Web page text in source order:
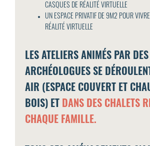
CASQUES DE RÉALITÉ VIRTUELLE
UN ESPACE PRIVATIF DE 9M2 POUR VIVRE
RÉALITÉ VIRTUELLE
LES ATELIERS ANIMÉS PAR DES
ARCHÉOLOGUES SE
AIR (ESPACE COUVERT ET
BOIS) ET DANS DES CHALETS
CHAQUE FAMILLE.